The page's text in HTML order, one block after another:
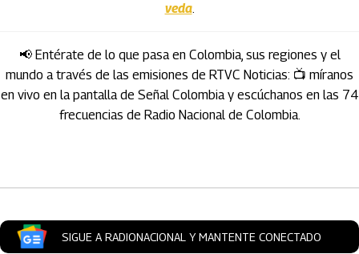
veda.
📢 Entérate de lo que pasa en Colombia, sus regiones y el
mundo a través de las emisiones de RTVC Noticias: 📺 míranos
en vivo en la pantalla de Señal Colombia y escúchanos en las 74
frecuencias de Radio Nacional de Colombia.
SIGUE A RADIONACIONAL Y MANTENTE CONECTADO